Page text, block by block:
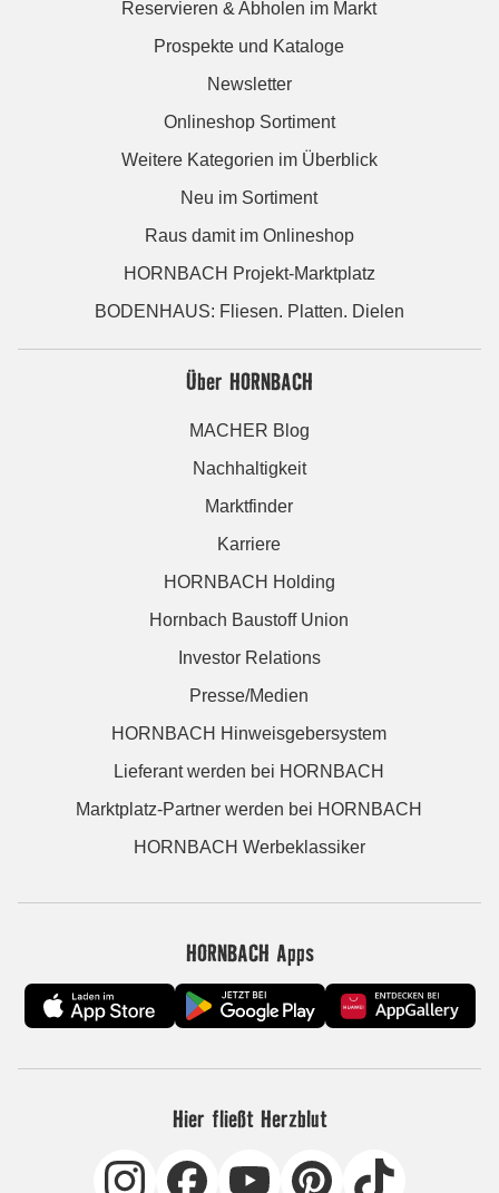
Reservieren & Abholen im Markt
Prospekte und Kataloge
Newsletter
Onlineshop Sortiment
Weitere Kategorien im Überblick
Neu im Sortiment
Raus damit im Onlineshop
HORNBACH Projekt-Marktplatz
BODENHAUS: Fliesen. Platten. Dielen
Über HORNBACH
MACHER Blog
Nachhaltigkeit
Marktfinder
Karriere
HORNBACH Holding
Hornbach Baustoff Union
Investor Relations
Presse/Medien
HORNBACH Hinweisgebersystem
Lieferant werden bei HORNBACH
Marktplatz-Partner werden bei HORNBACH
HORNBACH Werbeklassiker
HORNBACH Apps
Hier fließt Herzblut